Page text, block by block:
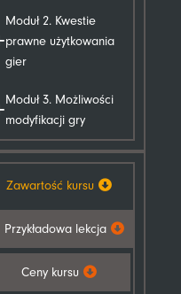
Moduł 2. Kwestie
prawne użytkowania
gier
Moduł 3. Możliwości
modyfikacji gry
Zawartość kursu
Przykładowa lekcja
Ceny kursu